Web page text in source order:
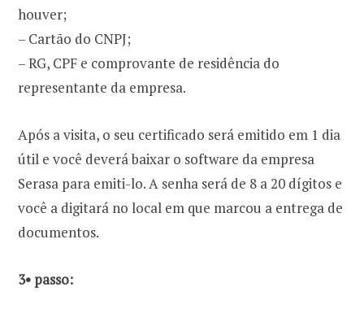
houver;
– Cartão do CNPJ;
– RG, CPF e comprovante de residência do
representante da empresa.
Após a visita, o seu certificado será emitido em 1 dia
útil e você deverá baixar o software da empresa
Serasa para emiti-lo. A senha será de 8 a 20 dígitos e
você a digitará no local em que marcou a entrega de
documentos.
3• passo: